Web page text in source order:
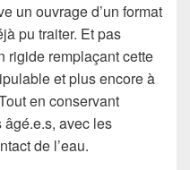
un ouvrage d’un format
pu traiter. Et pas
rigide remplaçant cette
et plus encore à
en conservant
âgé.e.s, avec les
de l’eau.